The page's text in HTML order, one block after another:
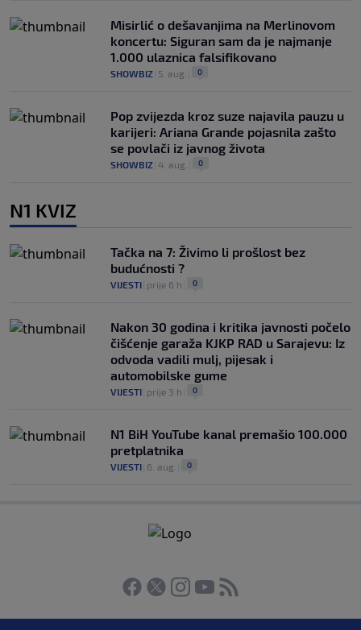
Misirlić o dešavanjima na Merlinovom
koncertu: Siguran sam da je najmanje
1.000 ulaznica falsifikovano
SHOWBIZ 5. aug. 0
Pop zvijezda kroz suze najavila pauzu u
karijeri: Ariana Grande pojasnila zašto
se povlači iz javnog života
SHOWBIZ 4. aug. 0
N1 KVIZ
Tačka na 7: Živimo li prošlost bez
budućnosti ?
VIJESTI prije 6 h 0
Nakon 30 godina i kritika javnosti počelo
čišćenje garaža KJKP RAD u Sarajevu: Iz
odvoda vadili mulj, pijesak i
automobilske gume
VIJESTI prije 3 h 0
N1 BiH YouTube kanal premašio 100.000
pretplatnika
VIJESTI 6. aug. 0